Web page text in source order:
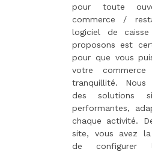
pour toute
commerce /
logiciel de
proposons est
pour que vous
votre
tranquillité. Nous
des solutions
performantes,
chaque activité.
site, vous avez la
de configurer